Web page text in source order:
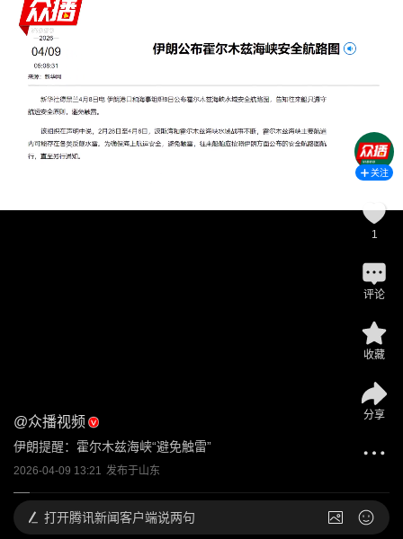
@众播视频
伊朗提醒：霍尔木兹海峡“避免触雷”
2026-04-09 13:21 发布于山东
关注
1
评论
收藏
分享
打开腾讯新闻客户端说两句